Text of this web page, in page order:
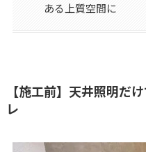
ある上質空間に
【施工前】天井照明だ
レ